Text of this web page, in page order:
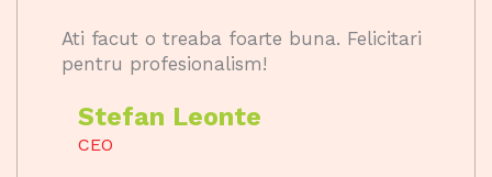
Ati facut o treaba foarte buna. Felicitari
pentru profesionalism!
Stefan Leonte
CEO